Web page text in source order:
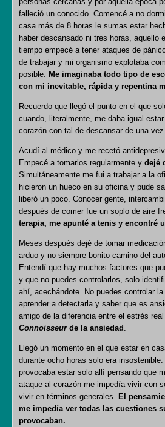
falleció un conocido. Comencé a no
casa más de 8 horas le sumas estar
haber descansado ni tres horas, aquello
tiempo empecé a tener ataques de
de trabajar y mi organismo explotaba
posible. Me imaginaba todo tipo de
con mi inevitable, rápida y repentina
Recuerdo que llegó el punto en el que
cuando, literalmente, me daba igual
corazón con tal de descansar de una vez.
Acudí al médico y me recetó
Empecé a tomarlos regularmente y dejé
Simultáneamente me fui a trabajar a la
hicieron un hueco en su oficina y pude
liberó un poco. Conocer gente,
después de comer fue un soplo de aire
terapia, me apunté a tenis y encontré
Meses después dejé de tomar
arduo y no siempre bonito camino del
Entendí que hay muchos factores que
y que no puedes controlarlos, solo
ahí, acechándote. No puedes controlar
aprender a detectarla y saber que es
amigo de la diferencia entre el estrés real
Connoisseurde la ansiedad
Llegó un momento en el que estar en
durante ocho horas solo era
provocaba estar solo allí pensando que
ataque al corazón me impedía vivir con
vivir en términos generales. El
me impedía ver todas las cuestiones
provocaban.